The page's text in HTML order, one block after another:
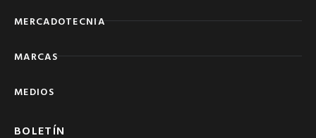
MERCADOTECNIA
MARCAS
MEDIOS
BOLETÍN